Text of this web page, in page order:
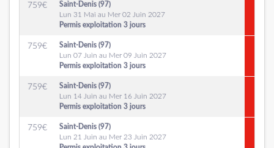
759€
Saint-Denis (97)
Lun 31 Mai au Mer 02 Juin 2027
Permis exploitation 3 jours
759€
Saint-Denis (97)
Lun 07 Juin au Mer 09 Juin 2027
Permis exploitation 3 jours
759€
Saint-Denis (97)
Lun 14 Juin au Mer 16 Juin 2027
Permis exploitation 3 jours
759€
Saint-Denis (97)
Lun 21 Juin au Mer 23 Juin 2027